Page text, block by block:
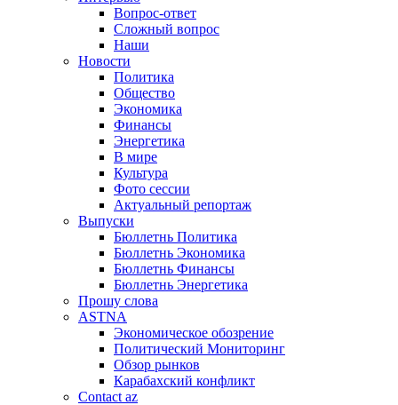
Вопрос-ответ
Сложный вопрос
Наши
Новости
Политика
Общество
Экономика
Финансы
Энергетика
В мире
Культура
Фото сессии
Актуальный репортаж
Выпуски
Бюллетнь Политика
Бюллетнь Экономика
Бюллетнь Финансы
Бюллетнь Энергетика
Прошу слова
ASTNA
Экономическое обозрение
Политический Мониторинг
Обзор рынков
Карабахский конфликт
Contact az